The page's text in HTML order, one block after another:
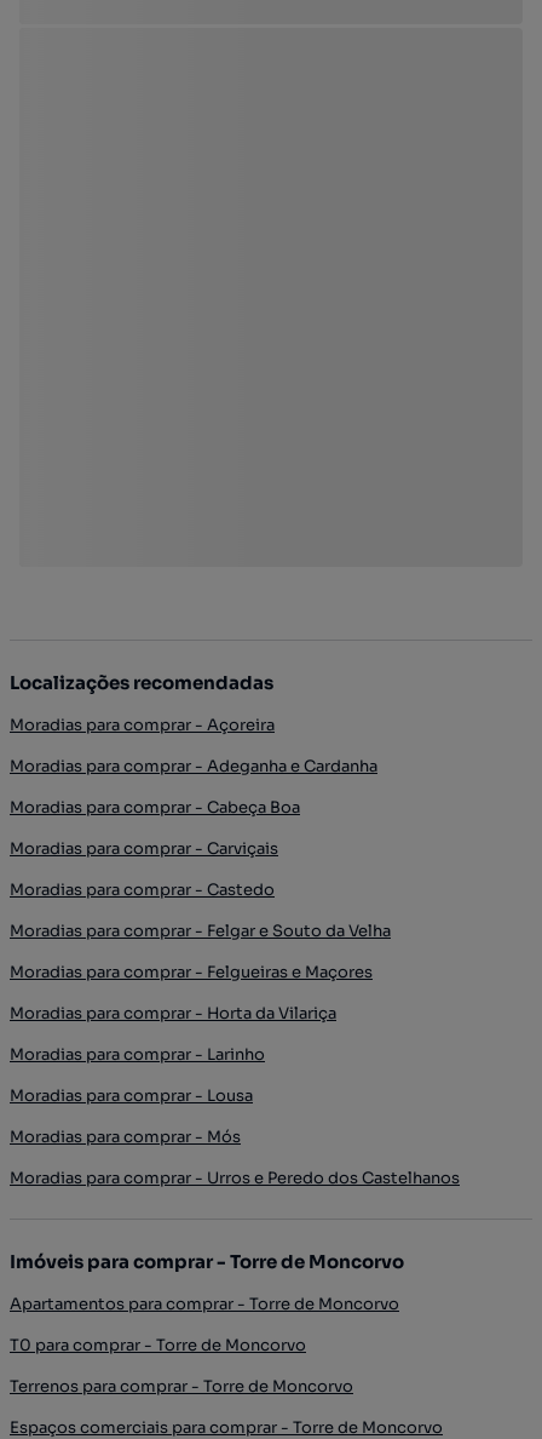
Localizações recomendadas
Moradias para comprar - Açoreira
Moradias para comprar - Adeganha e Cardanha
Moradias para comprar - Cabeça Boa
Moradias para comprar - Carviçais
Moradias para comprar - Castedo
Moradias para comprar - Felgar e Souto da Velha
Moradias para comprar - Felgueiras e Maçores
Moradias para comprar - Horta da Vilariça
Moradias para comprar - Larinho
Moradias para comprar - Lousa
Moradias para comprar - Mós
Moradias para comprar - Urros e Peredo dos Castelhanos
Imóveis para comprar - Torre de Moncorvo
Apartamentos para comprar - Torre de Moncorvo
T0 para comprar - Torre de Moncorvo
Terrenos para comprar - Torre de Moncorvo
Espaços comerciais para comprar - Torre de Moncorvo